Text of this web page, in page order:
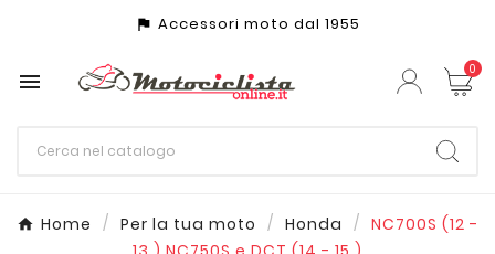
assistant_photo Accessori moto dal 1955
 0
Home Per la tua moto Honda
NC700S (12 -